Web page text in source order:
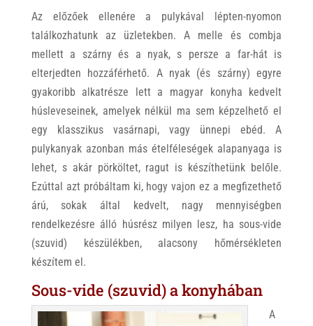
Az előzőek ellenére a pulykával lépten-nyomon
találkozhatunk az üzletekben. A melle és combja
mellett a szárny és a nyak, s persze a far-hát is
elterjedten hozzáférhető. A nyak (és szárny) egyre
gyakoribb alkatrésze lett a magyar konyha kedvelt
húsleveseinek, amelyek nélkül ma sem képzelhető el
egy klasszikus vasárnapi, vagy ünnepi ebéd. A
pulykanyak azonban más ételféleségek alapanyaga is
lehet, s akár pörköltet, ragut is készíthetünk belőle.
Ezúttal azt próbáltam ki, hogy vajon ez a megfizethető
árú, sokak által kedvelt, nagy mennyiségben
rendelkezésre álló húsrész milyen lesz, ha sous-vide
(szuvid) készülékben, alacsony hőmérsékleten
készítem el.
Sous-vide (szuvid) a konyhában
A